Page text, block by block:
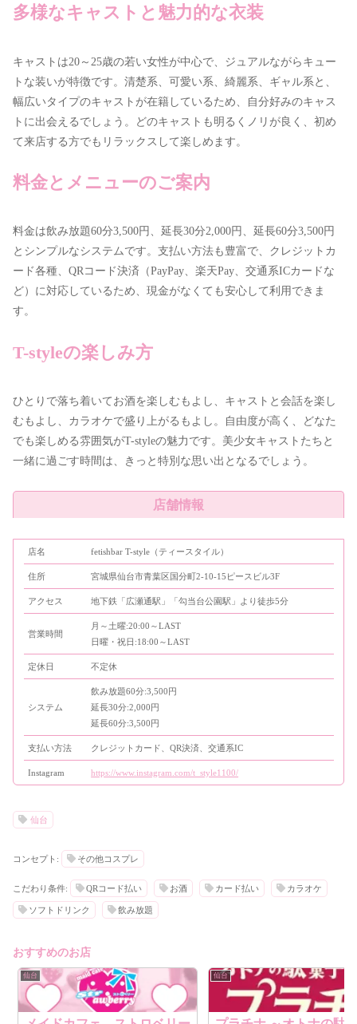
多様なキャストと魅力的な衣装
キャストは20～25歳の若い女性が中心で、ジュアルながらキュー
トな装いが特徴です。清楚系、可愛い系、綺麗系、ギャル系と、
幅広いタイプのキャストが在籍しているため、自分好みのキャス
トに出会えるでしょう。どのキャストも明るくノリが良く、初め
て来店する方でもリラックスして楽しめます。
料金とメニューのご案内
料金は飲み放題60分3,500円、延長30分2,000円、延長60分3,500円
とシンプルなシステムです。支払い方法も豊富で、クレジットカ
ード各種、QRコード決済（PayPay、楽天Pay、交通系ICカードな
ど）に対応しているため、現金がなくても安心して利用できま
す。
T-styleの楽しみ方
ひとりで落ち着いてお酒を楽しむもよし、キャストと会話を楽し
むもよし、カラオケで盛り上がるもよし。自由度が高く、どなた
でも楽しめる雰囲気がT-styleの魅力です。美少女キャストたちと
一緒に過ごす時間は、きっと特別な思い出となるでしょう。
店舗情報
店名 fetishbar T-style（ティースタイル）
住所 宮城県仙台市青葉区国分町2-10-15ピースビル3F
アクセス 地下鉄「広瀬通駅」「勾当台公園駅」より徒歩5分
営業時間
月～土曜:20:00～LAST
日曜・祝日:18:00～LAST
定休日 不定休
システム
飲み放題60分:3,500円
延長30分:2,000円
延長60分:3,500円
支払い方法 クレジットカード、QR決済、交通系IC
Instagram https://www.instagram.com/t_style1100/
仙台
コンセプト: その他コスプレ
こだわり条件: QRコード払い お酒 カード払い カラオケ
ソフトドリンク 飲み放題
おすすめのお店
仙台 仙台